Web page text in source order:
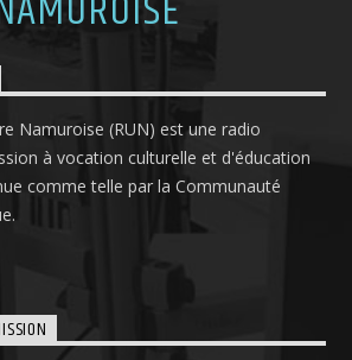
Namuroise (RUN) est une radio
à vocation culturelle et d'éducation
comme telle par la Communauté